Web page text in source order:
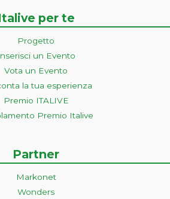
per te
Progetto
un Evento
Vota un Evento
la tua esperienza
Premio ITALIVE
Premio Italive
Partner
Markonet
Wonders